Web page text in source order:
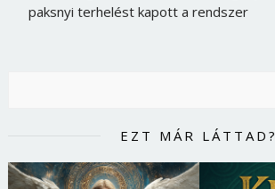
paksnyi terhelést kapott a rendszer
EZT MÁR LÁTTAD?